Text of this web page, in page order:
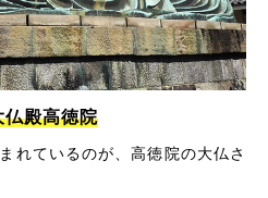
仏殿高徳院
れているのが、高徳院の大仏さ